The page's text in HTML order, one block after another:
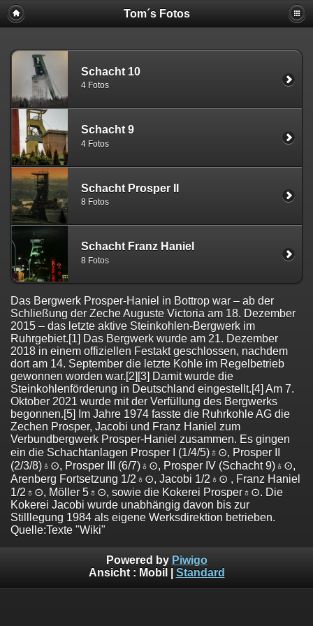
Tom´s Fotos
Schacht 10
4 Fotos
Schacht 9
4 Fotos
Schacht Prosper II
8 Fotos
Schacht Franz Haniel
8 Fotos
Das Bergwerk Prosper-Haniel in Bottrop war – ab der
Schließung der Zeche Auguste Victoria am 18. Dezember
2015 – das letzte aktive Steinkohlen-Bergwerk im
Ruhrgebiet.[1] Das Bergwerk wurde am 21. Dezember
2018 in einem offiziellen Festakt geschlossen, nachdem
dort am 14. September die letzte Kohle im Regelbetrieb
gewonnen worden war.[2][3] Damit wurde die
Steinkohlenförderung in Deutschland eingestellt.[4] Am 7.
Oktober 2021 wurde mit der Verfüllung des Bergwerks
begonnen.[5] Im Jahre 1974 fasste die Ruhrkohle AG die
Zechen Prosper, Jacobi und Franz Haniel zum
Verbundbergwerk Prosper-Haniel zusammen. Es gingen
ein die Schachtanlagen Prosper I (1/4/5)♁⊙, Prosper II
(2/3/8)♁⊙, Prosper III (6/7)♁⊙, Prosper IV (Schacht 9)♁⊙,
Arenberg Fortsetzung 1/2♁⊙, Jacobi 1/2♁⊙ , Franz Haniel
1/2♁⊙, Möller 5♁⊙, sowie die Kokerei Prosper♁⊙. Die
Kokerei Jacobi wurde unabhängig davon bis zur
Stilllegung 1984 als eigene Werksdirektion betrieben.
Quelle:Texte "Wiki"
Powered by Piwigo
Ansicht : Mobil Standard